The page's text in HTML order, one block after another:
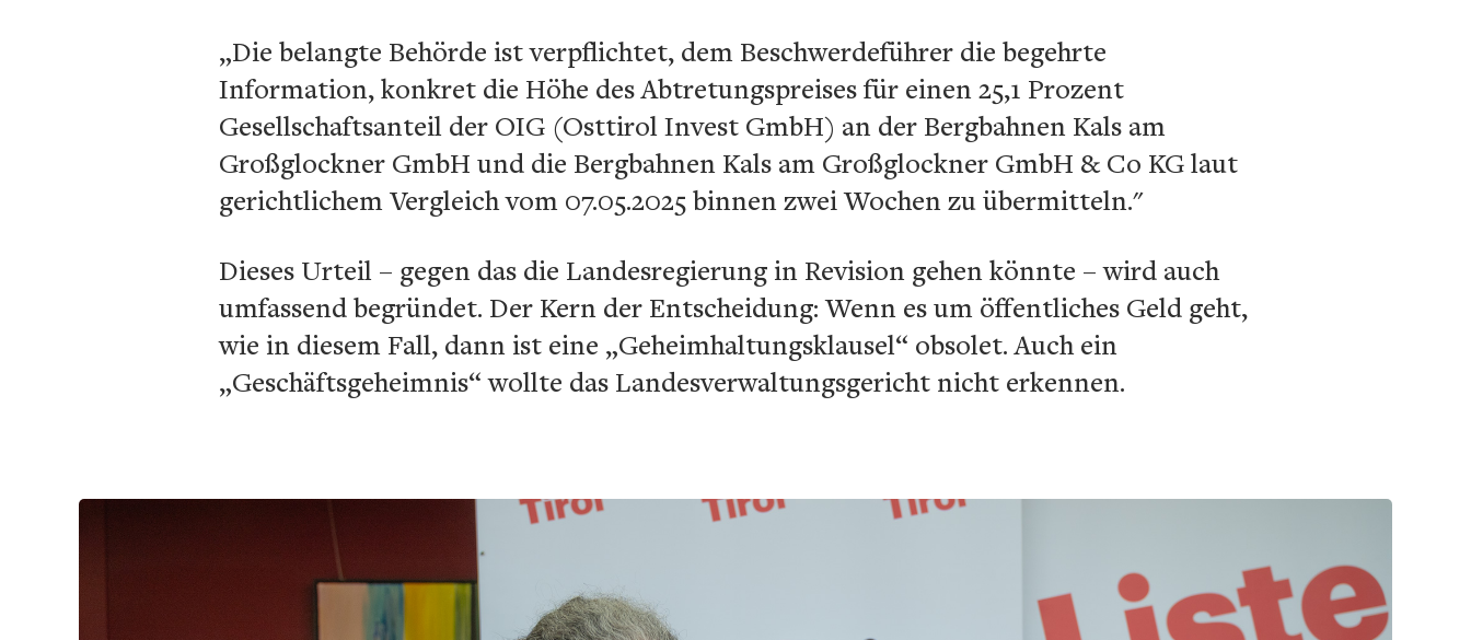
„Die belangte Behörde ist verpflichtet, dem Beschwerdeführer die begehrte
Information, konkret die Höhe des Abtretungspreises für einen 25,1 Prozent
Gesellschaftsanteil der OIG (Osttirol Invest GmbH) an der Bergbahnen Kals am
Großglockner GmbH und die Bergbahnen Kals am Großglockner GmbH & Co KG laut
gerichtlichem Vergleich vom 07.05.2025 binnen zwei Wochen zu übermitteln."
Dieses Urteil – gegen das die Landesregierung in Revision gehen könnte – wird auch
umfassend begründet. Der Kern der Entscheidung: Wenn es um öffentliches Geld geht,
wie in diesem Fall, dann ist eine „Geheimhaltungsklausel“ obsolet. Auch ein
„Geschäftsgeheimnis“ wollte das Landesverwaltungsgericht nicht erkennen.